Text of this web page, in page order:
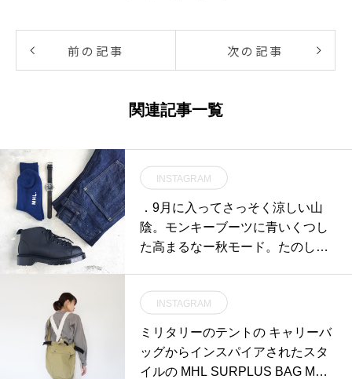
前の記事 次の記事
関連記事一覧
INSTAGRAM
．9月に入ってさっそく涼しい山
陰。モンキーブーツに青いくつし
た高まるなー秋モード。たのし
er#solovair #monkeyboots#モンキ
ーブーツ#socks#くつした#leather
Watch#腕時計#cantondenim #deni
m#hausmatsue #島根#松江
INSTAGRAM
ミリタリーのテントの キャリーバ
ッグからインスパイアされたスタ
イルの MHL SURPLUS BAG MHL